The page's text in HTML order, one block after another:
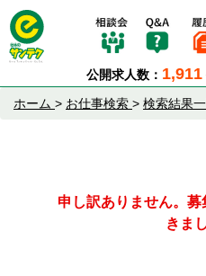
公開求人数： 1,911
ホーム > お仕事検索 > 検索結果
申し訳ありません。
きま